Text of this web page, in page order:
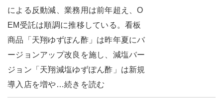
による反動減、業務用は前年超え、O
EM受託は順調に推移している。看板
商品「天翔ゆずぽん酢」は昨年夏にバ
ージョンアップ改良を施し、減塩バー
ジョン「天翔減塩ゆずぽん酢」は新規
導入店を増や…続きを読む